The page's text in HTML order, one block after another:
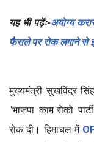
यह भी पढ़ेंः-अयोग्य
फैसले पर रोक लगाने से
मुख्यमंत्री सुखविंद्र
"भाजपा 'काम रोको'
रोक दी। हिमाचल में